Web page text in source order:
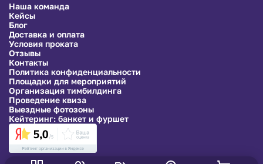
Наша команда
Кейсы
Блог
Доставка и оплата
Условия проката
Отзывы
Контакты
Политика конфиденциальности
Площадки для мероприятий
Организация тимбилдинга
Проведение квиза
Выездные фотозоны
Кейтеринг: банкет и фуршет